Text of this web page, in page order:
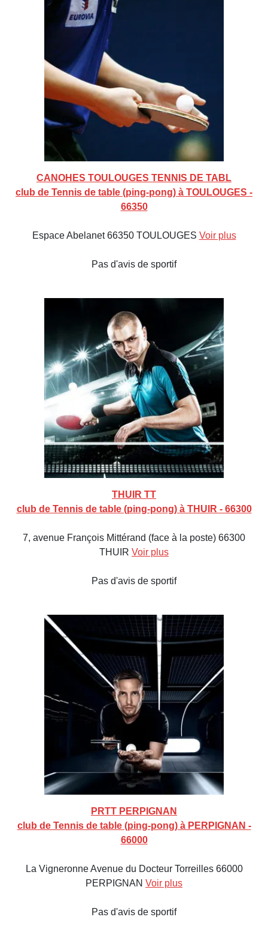
CANOHES TOULOUGES TENNIS DE TABL
club de Tennis de table (ping-pong) à TOULOUGES -
66350
Espace Abelanet 66350 TOULOUGES Voir plus
Pas d'avis de sportif
THUIR TT
club de Tennis de table (ping-pong) à THUIR - 66300
7, avenue François Mittérand (face à la poste) 66300
THUIR Voir plus
Pas d'avis de sportif
PRTT PERPIGNAN
club de Tennis de table (ping-pong) à PERPIGNAN -
66000
La Vigneronne Avenue du Docteur Torreilles 66000
PERPIGNAN Voir plus
Pas d'avis de sportif